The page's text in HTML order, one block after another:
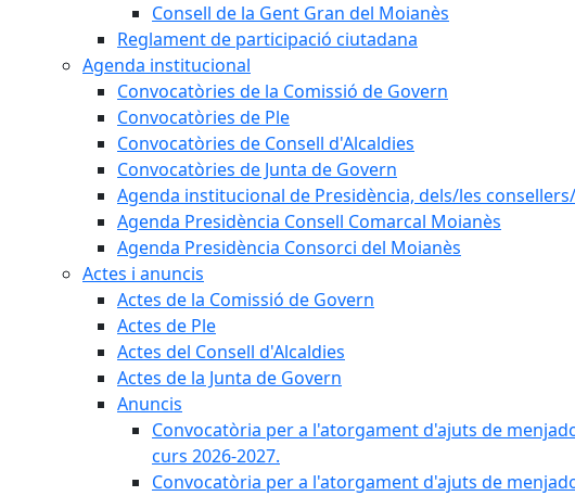
Consell de la Gent Gran del Moianès
Reglament de participació ciutadana
Agenda institucional
Convocatòries de la Comissió de Govern
Convocatòries de Ple
Convocatòries de Consell d'Alcaldies
Convocatòries de Junta de Govern
Agenda institucional de Presidència, dels/les
Agenda Presidència Consell Comarcal Moianès
Agenda Presidència Consorci del Moianès
Actes i anuncis
Actes de la Comissió de Govern
Actes de Ple
Actes del Consell d'Alcaldies
Actes de la Junta de Govern
Anuncis
Convocatòria per a l'atorgament d'ajuts de
curs 2026-2027.
Convocatòria per a l'atorgament d'ajuts de